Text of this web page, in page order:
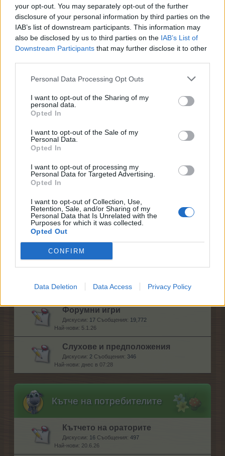
your opt-out. You may separately opt-out of the further
disclosure of your personal information by third parties on the
IAB’s list of downstream participants. This information may
also be disclosed by us to third parties on the IAB’s List of
Downstream Participants that may further disclose it to other
Personal Data Processing Opt Outs
I want to opt-out of the Sharing of my
personal data.
Opted In
I want to opt-out of the Sale of my
Personal Data.
Opted In
I want to opt-out of processing my
Personal Data for Targeted Advertising.
Opted In
I want to opt-out of Collection, Use,
Retention, Sale, and/or Sharing of my
Personal Data that Is Unrelated with the
Purposes for which it was collected.
Opted Out
CONFIRM
Data Deletion Data Access Privacy Policy
Технически проблеми
Дискусии: 154 Съобщения: 3,983
24.7.26
Нови участници
15.3.22
Въпроси за играта
Дискусии: 1 Съобщения: 43
Официални игри във форума
Дискусии: 5 Съобщения: 328
Отзиви за играта
Дискусии: 24 Съобщения:
4,621
днес в 09:54
Дискусии за играта
преди 58 мин
Дискусии: 169 Съобщения:
2,778
20.7.26
Форумни игри
Дискусии: 17 Съобщения: 19,772
5.1.26
Слухове и предположения
Дискусии: 2 Съобщения: 346
днес в 07:28
Кътче на потребителите
Кътчето на ораторите
Дискусии: 16 Съобщения: 497
20.6.26